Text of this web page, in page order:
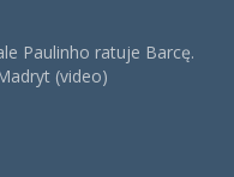
Paulinho ratuje Barcę.
(video)